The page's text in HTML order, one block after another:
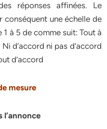
réponses affinées. Le
une échelle de
à 5 de comme suit: Tout à
d’accord ni pas d’accord
d’accord
mesure
l’annonce